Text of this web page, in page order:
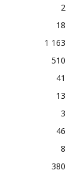
2
18
1 163
510
41
13
3
46
8
380